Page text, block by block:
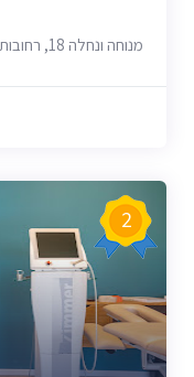
מנוחה ונחלה 18, רחובות, 7620921
2